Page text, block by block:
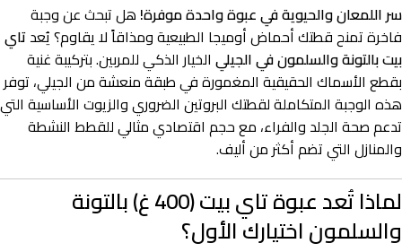
سر اللمعان والحيوية في عبوة واحدة موفرة! هل تبحث عن وجبة
فاخرة تمنح قطتك أحماض أوميجا الطبيعية ومذاقاً لا يقاوم؟ يُعدتاي
بيت بالتونة والسلمون في الجيلي الخيار الذكي للمربين. بتركيبة غنية
بقطع الأسماك الحقيقية المغمورة في طبقة منعشة من الجيلي، توفر
هذه الوجبة المتكاملة لقطتك البروتين الضروري والزيوت الأساسية التي
تدعم صحة الجلد والفراء، مع حجم اقتصادي مثالي للقطط النشطة
والمنازل التي تضم أكثر من أليف.
لماذا تُعد عبوة تاي بيت (400 غ) بالتونة
والسلمون اختيارك الأول؟